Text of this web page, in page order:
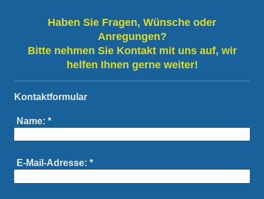
Haben Sie Fragen, Wünsche oder
Anregungen?
Bitte nehmen Sie Kontakt mit uns auf, wir
helfen Ihnen gerne weiter!
Kontaktformular
Name: *
E-Mail-Adresse: *